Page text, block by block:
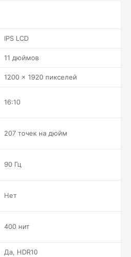
IPS LCD
11 дюймов
1200 x 1920 пикселей
16:10
207 точек на дюйм
90 Гц
Нет
400 нит
Да, HDR10